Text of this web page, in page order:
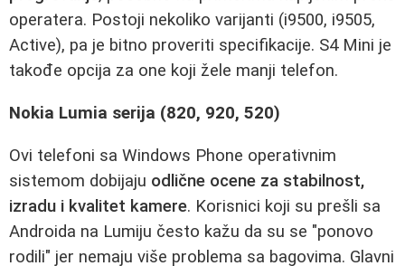
operatera. Postoji nekoliko varijanti (i9500, i9505,
Active), pa je bitno proveriti specifikacije. S4 Mini je
takođe opcija za one koji žele manji telefon.
Nokia Lumia serija (820, 920, 520)
Ovi telefoni sa Windows Phone operativnim
sistemom dobijaju odlične ocene za stabilnost,
izradu i kvalitet kamere. Korisnici koji su prešli sa
Androida na Lumiju često kažu da su se "ponovo
rodili" jer nemaju više problema sa bagovima. Glavni